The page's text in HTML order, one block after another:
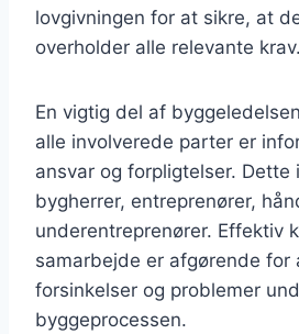
lovgivningen for at sikre, at
overholder alle relevante krav.
En vigtig del af
alle involverede parter er
ansvar og forpligtelser. Dette
bygherrer, entreprenører,
underentreprenører. Effektiv
samarbejde er afgørende for
forsinkelser og problemer
byggeprocessen.